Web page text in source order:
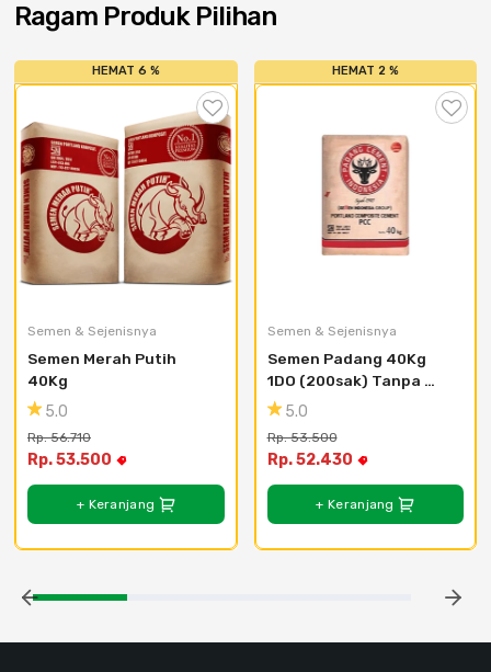
Ragam Produk Pilihan
HEMAT 6 %
Semen & Sejenisnya
Semen Merah Putih
40Kg
5.0
Rp. 56.710
Rp. 53.500
+ Keranjang
HEMAT 2 %
Semen & Sejenisnya
Semen Padang 40Kg
1DO (200sak) Tanpa
Bongkar
5.0
Rp. 53.500
Rp. 52.430
+ Keranjang